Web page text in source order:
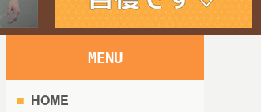
MENU
HOME